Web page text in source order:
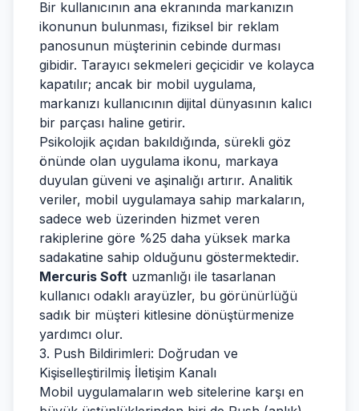
Bir kullanıcının ana ekranında markanızın
ikonunun bulunması, fiziksel bir reklam
panosunun müşterinin cebinde durması
gibidir. Tarayıcı sekmeleri geçicidir ve kolayca
kapatılır; ancak bir mobil uygulama,
markanızı kullanıcının dijital dünyasının kalıcı
bir parçası haline getirir.
Psikolojik açıdan bakıldığında, sürekli göz
önünde olan uygulama ikonu, markaya
duyulan güveni ve aşinalığı artırır. Analitik
veriler, mobil uygulamaya sahip markaların,
sadece web üzerinden hizmet veren
rakiplerine göre %25 daha yüksek marka
sadakatine sahip olduğunu göstermektedir.
Mercuris Soft uzmanlığı ile tasarlanan
kullanıcı odaklı arayüzler, bu görünürlüğü
sadık bir müşteri kitlesine dönüştürmenize
yardımcı olur.
3. Push Bildirimleri: Doğrudan ve
Kişiselleştirilmiş İletişim Kanalı
Mobil uygulamaların web sitelerine karşı en